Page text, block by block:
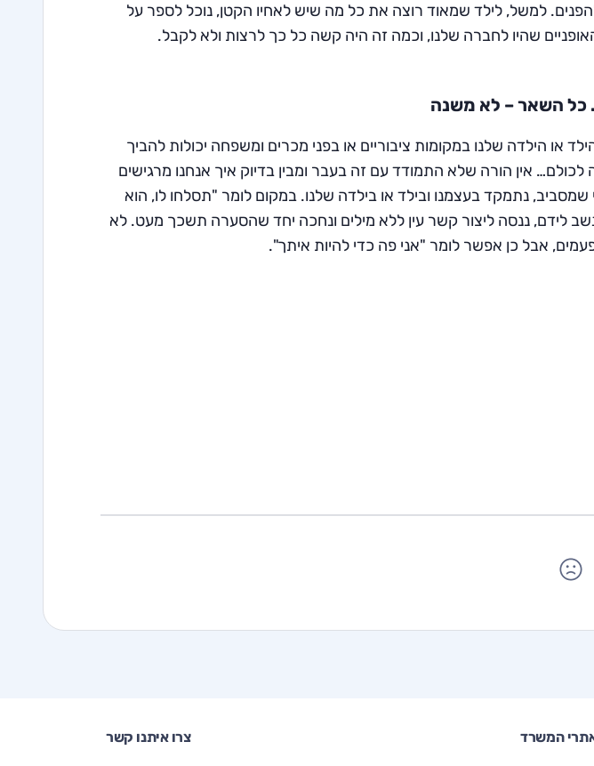
למשל, לילד שמאוד רוצה את כל מה שיש לאחיו הקטן, נוכל לספר על
שהיו לחברה שלנו, וכמה זה היה קשה כל כך לרצות ולא לקבל.
כל השאר – לא משנה
או הילדה שלנו במקומות ציבוריים או בפני מכרים ומשפחה יכולות להביך
לכולם… אין הורה שלא התמודד עם זה בעבר ומבין בדיוק איך אנחנו מרגישים
נתמקד בעצמנו ובילד או בילדה שלנו. במקום לומר "תסלחו לו, הוא
נשב לידם, ננסה ליצור קשר עין ללא מילים ונחכה יחד שהסערה תשכך מעט. לא
אבל כן אפשר לומר "אני פה כדי להיות איתך".
המשרד צרו איתנו קשר